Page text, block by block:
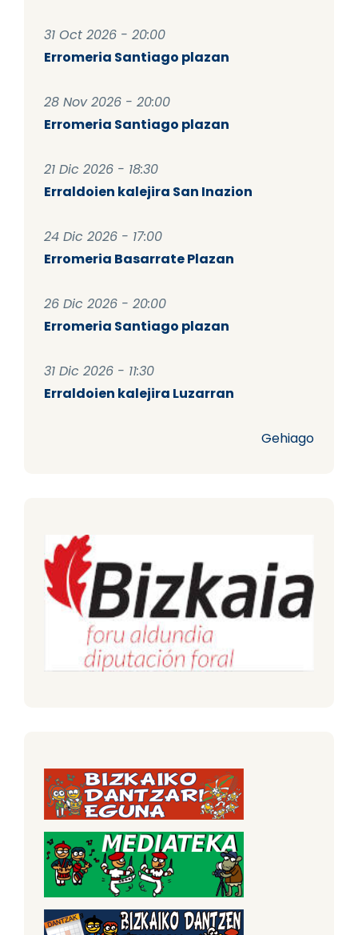
31 Oct 2026 - 20:00
Erromeria Santiago plazan
28 Nov 2026 - 20:00
Erromeria Santiago plazan
21 Dic 2026 - 18:30
Erraldoien kalejira San Inazion
24 Dic 2026 - 17:00
Erromeria Basarrate Plazan
26 Dic 2026 - 20:00
Erromeria Santiago plazan
31 Dic 2026 - 11:30
Erraldoien kalejira Luzarran
Gehiago